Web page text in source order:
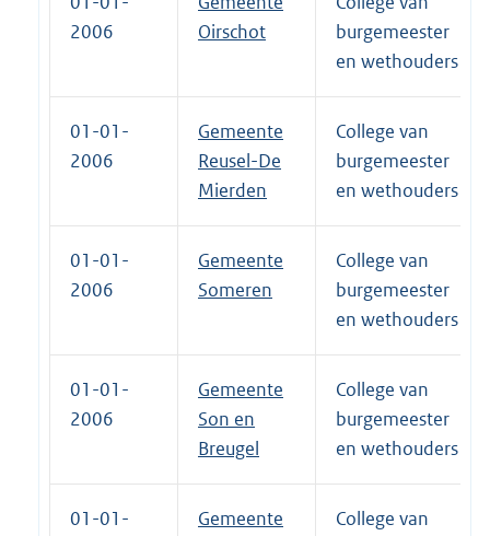
2006
Oirschot
burgemeester
en wethouders
01-01-
2006
Gemeente
Reusel-De
Mierden
College van
burgemeester
en wethouders
01-01-
2006
Gemeente
Someren
College van
burgemeester
en wethouders
01-01-
2006
Gemeente
Son en
Breugel
College van
burgemeester
en wethouders
01-01-
Gemeente
College van